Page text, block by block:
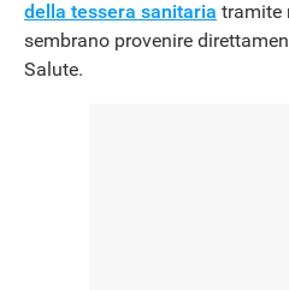
della tessera sanitaria tramite
sembrano provenire
Salute.